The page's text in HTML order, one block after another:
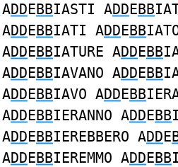
ADDEBBIASTI ADDEBB
ADDEBBIATI ADDEBB
ADDEBBIATURE ADDEBB
ADDEBBIAVANO ADDEBB
ADDEBBIAVO ADDEBB
ADDEBBIERANNO ADDEBB
ADDEBBIEREBBERO ADDE
ADDEBBIEREMMO ADDEBB